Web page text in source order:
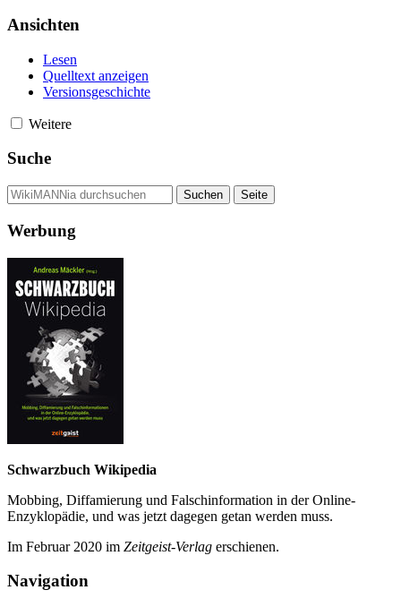
Ansichten
Lesen
Quelltext anzeigen
Versionsgeschichte
Weitere
Suche
Werbung
Schwarzbuch Wikipedia
Mobbing, Diffamierung und Falsch­information in der Online-
Enzyklo­pädie, und was jetzt da­gegen getan werden muss.
Im Februar 2020 im Zeit­geist-Verlag erschienen.
Navigation